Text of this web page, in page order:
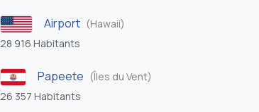
Airport (Hawaii)
28 916 Habitants
Papeete (Îles du Vent)
26 357 Habitants